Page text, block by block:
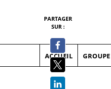
ACCUEIL
PARTAGER
SUR :